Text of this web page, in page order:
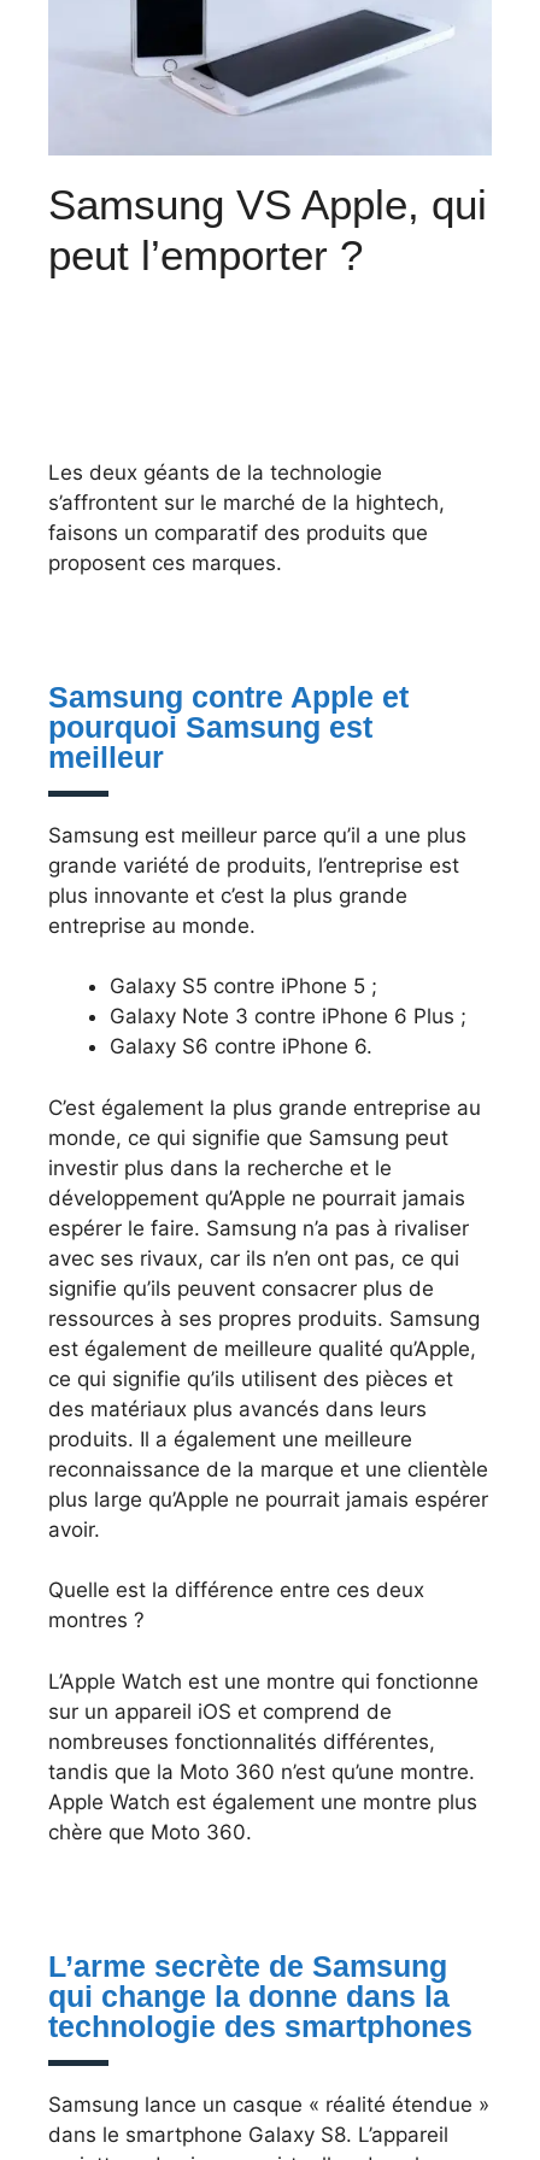
Samsung VS Apple, qui
peut l’emporter ?
Les deux géants de la technologie
s’affrontent sur le marché de la hightech,
faisons un comparatif des produits que
proposent ces marques.
Samsung contre Apple et
pourquoi Samsung est
meilleur
Samsung est meilleur parce qu’il a une plus
grande variété de produits, l’entreprise est
plus innovante et c’est la plus grande
entreprise au monde.
Galaxy S5 contre iPhone 5 ;
Galaxy Note 3 contre iPhone 6 Plus ;
Galaxy S6 contre iPhone 6.
C’est également la plus grande entreprise au
monde, ce qui signifie que Samsung peut
investir plus dans la recherche et le
développement qu’Apple ne pourrait jamais
espérer le faire. Samsung n’a pas à rivaliser
avec ses rivaux, car ils n’en ont pas, ce qui
signifie qu’ils peuvent consacrer plus de
ressources à ses propres produits. Samsung
est également de meilleure qualité qu’Apple,
ce qui signifie qu’ils utilisent des pièces et
des matériaux plus avancés dans leurs
produits. Il a également une meilleure
reconnaissance de la marque et une clientèle
plus large qu’Apple ne pourrait jamais espérer
avoir.
Quelle est la différence entre ces deux
montres ?
L’Apple Watch est une montre qui fonctionne
sur un appareil iOS et comprend de
nombreuses fonctionnalités différentes,
tandis que la Moto 360 n’est qu’une montre.
Apple Watch est également une montre plus
chère que Moto 360.
L’arme secrète de Samsung
qui change la donne dans la
technologie des smartphones
Samsung lance un casque « réalité étendue »
dans le smartphone Galaxy S8. L’appareil